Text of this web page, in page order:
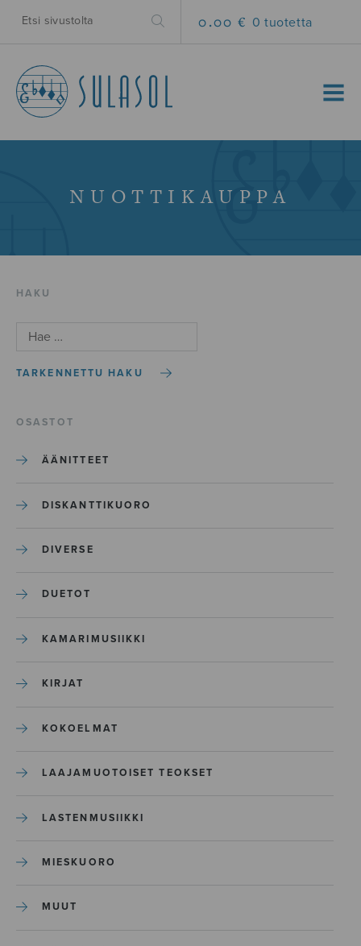
0.00 € 0 tuotetta
MENU
NUOTTIKAUPPA
HAKU
TARKENNETTU HAKU
OSASTOT
ÄÄNITTEET
DISKANTTIKUORO
DIVERSE
DUETOT
KAMARIMUSIIKKI
KIRJAT
KOKOELMAT
LAAJAMUOTOISET TEOKSET
LASTENMUSIIKKI
MIESKUORO
MUUT